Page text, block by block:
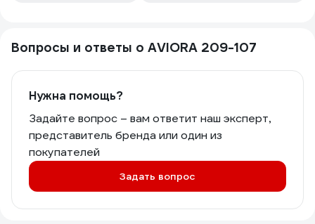
Вопросы и ответы о AVIORA 209-107
Нужна помощь?
Задайте вопрос – вам ответит наш эксперт,
представитель бренда или один из
покупателей
Задать вопрос